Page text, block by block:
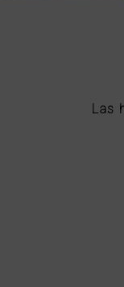
Las